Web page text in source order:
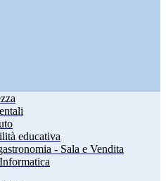
educativa
- Sala e Vendita